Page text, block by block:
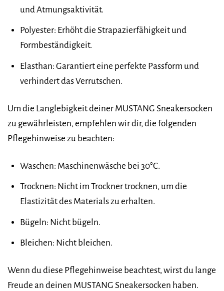
und Atmungsaktivität.
Polyester: Erhöht die Strapazierfähigkeit und
Formbeständigkeit.
Elasthan: Garantiert eine perfekte Passform und
verhindert das Verrutschen.
Um die Langlebigkeit deiner MUSTANG Sneakersocken
zu gewährleisten, empfehlen wir dir, die folgenden
Pflegehinweise zu beachten:
Waschen: Maschinenwäsche bei 30°C.
Trocknen: Nicht im Trockner trocknen, um die
Elastizität des Materials zu erhalten.
Bügeln: Nicht bügeln.
Bleichen: Nicht bleichen.
Wenn du diese Pflegehinweise beachtest, wirst du lange
Freude an deinen MUSTANG Sneakersocken haben.